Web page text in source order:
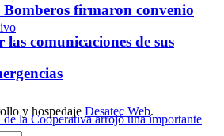
firmaron convenio
comunicaciones de sus
y hospedaje Desatec Web.